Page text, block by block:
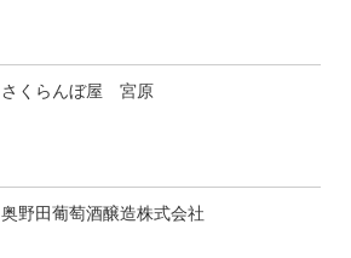
さくらんぼ屋 宮原
奥野田葡萄酒醸造株式会社